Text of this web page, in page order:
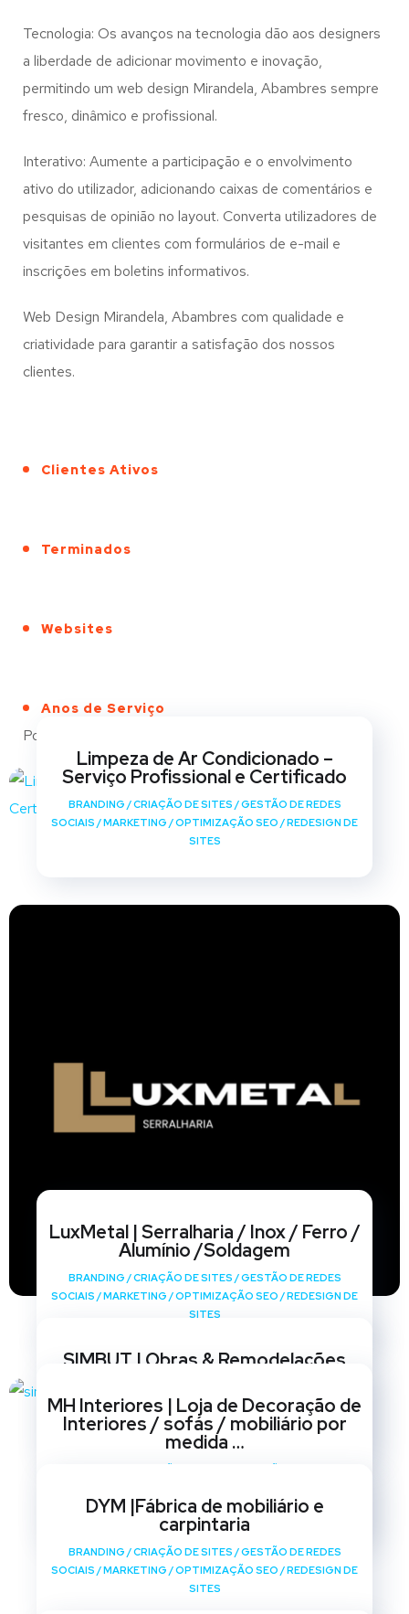
Tecnologia: Os avanços na tecnologia dão aos designers
a liberdade de adicionar movimento e inovação,
permitindo um web design Mirandela, Abambres sempre
fresco, dinâmico e profissional.
Interativo: Aumente a participação e o envolvimento
ativo do utilizador, adicionando caixas de comentários e
pesquisas de opinião no layout. Converta utilizadores de
visitantes em clientes com formulários de e-mail e
inscrições em boletins informativos.
Web Design Mirandela, Abambres com qualidade e
criatividade para garantir a satisfação dos nossos
clientes.
Clientes Ativos
Terminados
Websites
Anos de Serviço
Portfólio
Limpeza de Ar Condicionado –
Serviço Profissional e Certificado
BRANDING /CRIAÇÃO DE SITES /GESTÃO DE REDES
SOCIAIS /MARKETING /OPTIMIZAÇÃO SEO /REDESIGN DE
SITES
LuxMetal | Serralharia / Inox / Ferro /
Alumínio /Soldagem
BRANDING /CRIAÇÃO DE SITES /GESTÃO DE REDES
SOCIAIS /MARKETING /OPTIMIZAÇÃO SEO /REDESIGN DE
SITES
SIMBUT | Obras & Remodelações
SOCIAIS /MARKETING OPTIMIZAÇÃO SEO/ REDESIGN DE
SITES
MH Interiores | Loja de Decoração de
Interiores / sofás / mobiliário por
medida …
SITES
DYM |Fábrica de mobiliário e
carpintaria
BRANDING /CRIAÇÃO DE SITES /GESTÃO DE REDES
SOCIAIS /MARKETING /OPTIMIZAÇÃO SEO /REDESIGN DE
SITES